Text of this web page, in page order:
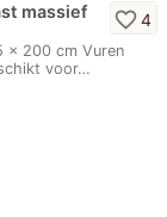
massief
x 200 cm Vuren
voor…
favorite_border4